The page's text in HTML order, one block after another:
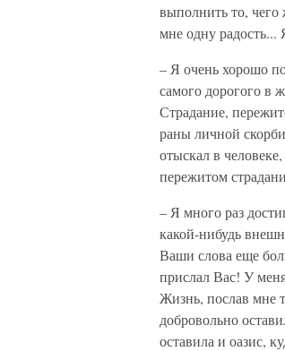
выполнить то, чего
мне одну радость...
– Я очень хорошо
самого дорогого в
Страдание,
раны личной
отыскал в
пережитом
– Я много раз
какой-нибудь
Ваши слова еще
прислал Вас! У
Жизнь, послав мне
добровольно
оставила и оазис,